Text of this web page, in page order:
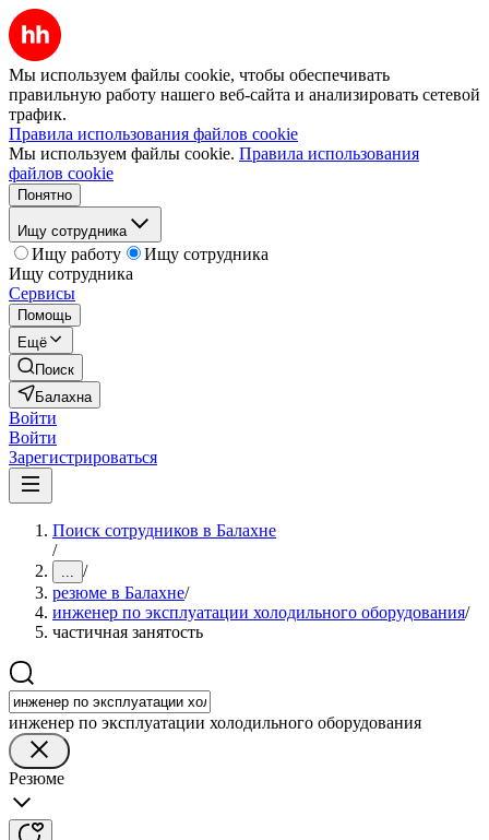
Мы используем файлы cookie, чтобы обеспечивать
правильную работу нашего веб-сайта и анализировать сетевой
трафик.
Правила использования файлов cookie
Мы используем файлы cookie. Правила использования
файлов cookie
Понятно
Ищу сотрудника
Ищу работу
Ищу сотрудника
Ищу сотрудника
Сервисы
Помощь
Ещё
Поиск
Балахна
Войти
Войти
Зарегистрироваться
Поиск сотрудников в Балахне
/
... /
резюме в Балахне/
инженер по эксплуатации холодильного оборудования/
частичная занятость
инженер по эксплуатации холодильного оборудования
Резюме